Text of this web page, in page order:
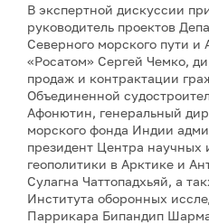
В экспертной дискуссии
руководитель проектов
Северного морского пути и
«Росатом» Сергей Чемко,
продаж и контрактации
Объединенной
Афонютин, генеральный
морского фонда Индии
президент Центра научных
геополитики в Арктике и
Сулагна Чаттопадхьяй, а
Института оборонных
Паррикара Бипандип